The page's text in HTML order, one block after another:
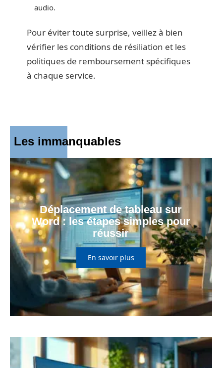
audio.
Pour éviter toute surprise, veillez à bien
vérifier les conditions de résiliation et les
politiques de remboursement spécifiques
à chaque service.
Les immanquables
Déplacement de tableau sur
Word : les étapes simples pour
réussir
En savoir plus